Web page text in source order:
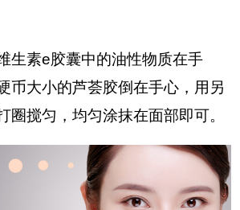
素e胶囊中的油性物质在手
币大小的芦荟胶倒在手心，用另
圈搅匀，均匀涂抹在面部即可。